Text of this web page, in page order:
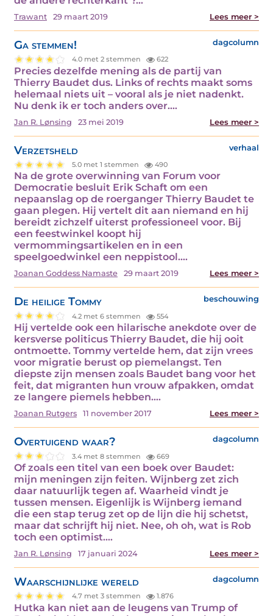
Trawant 29 maart 2019 Lees meer >
Ga stemmen! dagcolumn
4.0 met 2 stemmen 622
Precies dezelfde mening als de partij van
Thierry Baudet dus. Links of rechts maakt soms
helemaal niets uit – vooral als je niet nadenkt.
Nu denk ik er toch anders over.…
Jan R. Lønsing 23 mei 2019 Lees meer >
Verzetsheld verhaal
5.0 met 1 stemmen 490
Na de grote overwinning van Forum voor
Democratie besluit Erik Schaft om een
nepaanslag op de roerganger Thierry Baudet te
gaan plegen. Hij vertelt dit aan niemand en hij
bereidt zichzelf uiterst professioneel voor. Bij
een feestwinkel koopt hij
vermommingsartikelen en in een
speelgoedwinkel een neppistool.…
Joanan Goddess Namaste 29 maart 2019 Lees meer >
De heilige Tommy beschouwing
4.2 met 6 stemmen 554
Hij vertelde ook een hilarische anekdote over de
kersverse politicus Thierry Baudet, die hij ooit
ontmoette. Tommy vertelde hem, dat zijn vrees
voor migratie berust op piemelangst. Ten
diepste zijn mensen zoals Baudet bang voor het
feit, dat migranten hun vrouw afpakken, omdat
ze langere piemels hebben.…
Joanan Rutgers 11 november 2017 Lees meer >
Overtuigend waar? dagcolumn
3.4 met 8 stemmen 669
Of zoals een titel van een boek over Baudet:
mijn meningen zijn feiten. Wijnberg zet zich
daar natuurlijk tegen af. Waarheid vindt je
tussen mensen. Eigenlijk is Wijnberg iemand
die een stap terug zet op de lijn die hij schetst,
maar dat schrijft hij niet. Nee, oh oh, wat is Rob
toch een optimist.…
Jan R. Lønsing 17 januari 2024 Lees meer >
Waarschijnlijke wereld dagcolumn
4.7 met 3 stemmen 1.876
Hutka kan niet aan de leugens van Trump of